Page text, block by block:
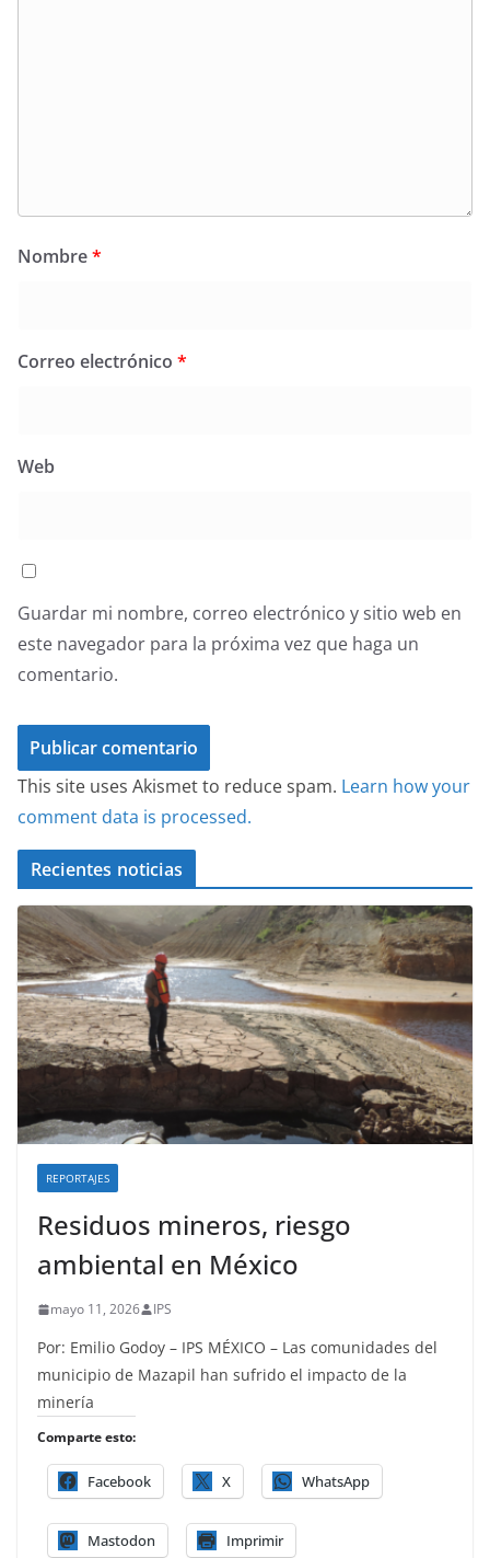
Nombre*
Correo electrónico *
Web
Guardar mi nombre, correo electrónico y sitio web en
este navegador para la próxima vez que haga un
comentario.
This site uses Akismet to reduce spam. Learn how your
comment data is processed.
Recientes noticias
REPORTAJES
Residuos mineros, riesgo
ambiental en México
mayo 11, 2026 IPS
Por: Emilio Godoy – IPS MÉXICO – Las comunidades del
municipio de Mazapil han sufrido el impacto de la
minería
Comparte esto:
Facebook X WhatsApp
Mastodon Imprimir